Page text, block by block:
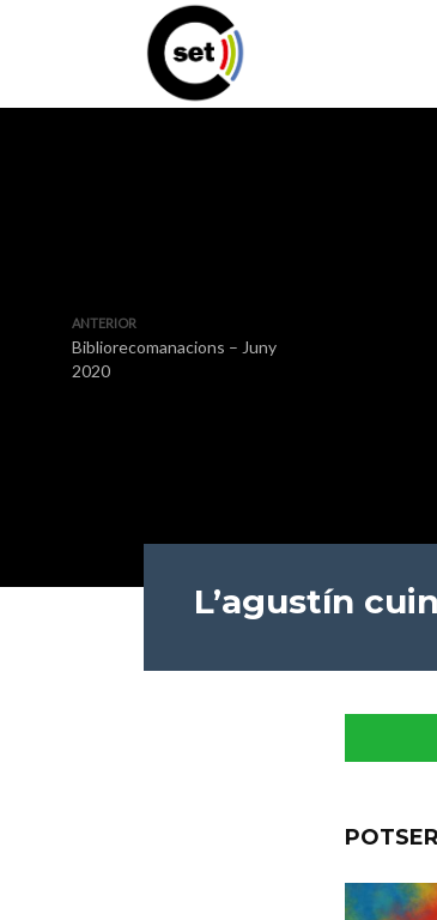
ANTERIOR
Bibliorecomanacions – Juny
2020
L’agustín